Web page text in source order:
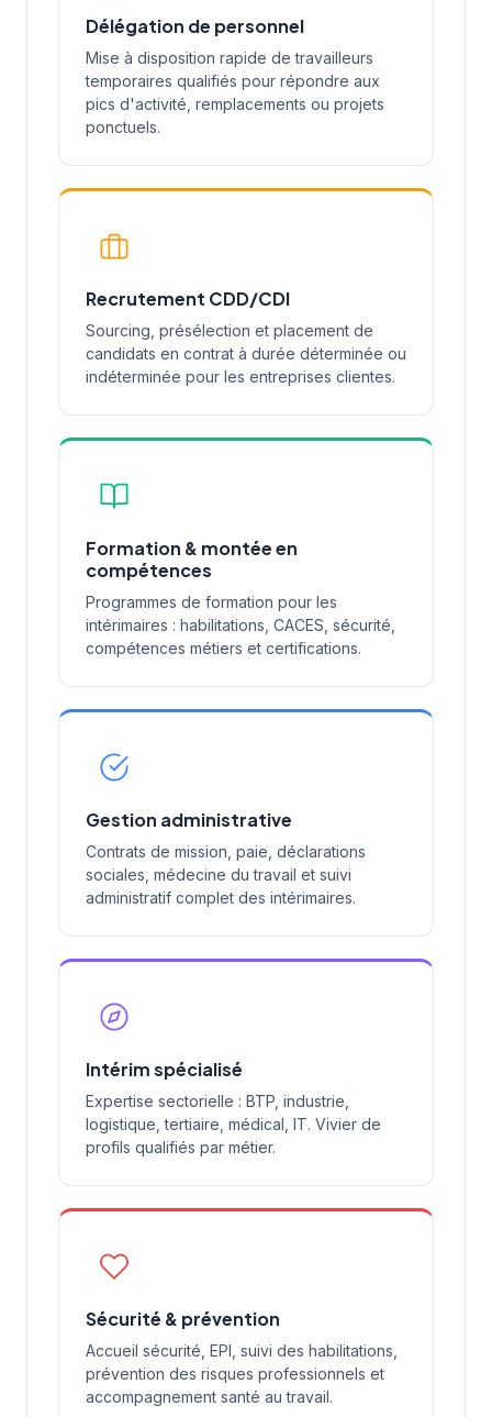
Délégation de personnel
Mise à disposition rapide de travailleurs
temporaires qualifiés pour répondre aux
pics d'activité, remplacements ou projets
ponctuels.
Recrutement CDD/CDI
Sourcing, présélection et placement de
candidats en contrat à durée déterminée ou
indéterminée pour les entreprises clientes.
Formation & montée en
compétences
Programmes de formation pour les
intérimaires : habilitations, CACES, sécurité,
compétences métiers et certifications.
Gestion administrative
Contrats de mission, paie, déclarations
sociales, médecine du travail et suivi
administratif complet des intérimaires.
Intérim spécialisé
Expertise sectorielle : BTP, industrie,
logistique, tertiaire, médical, IT. Vivier de
profils qualifiés par métier.
Sécurité & prévention
Accueil sécurité, EPI, suivi des habilitations,
prévention des risques professionnels et
accompagnement santé au travail.